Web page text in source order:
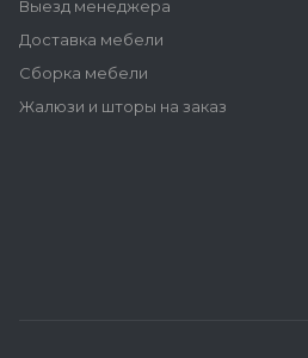
Выезд менеджера
Доставка мебели
Сборка мебели
Жалюзи и шторы на заказ